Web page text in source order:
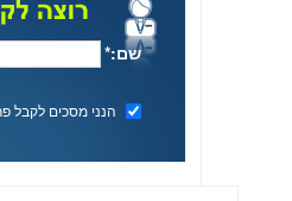
שם:*
הנני מסכים לקבל